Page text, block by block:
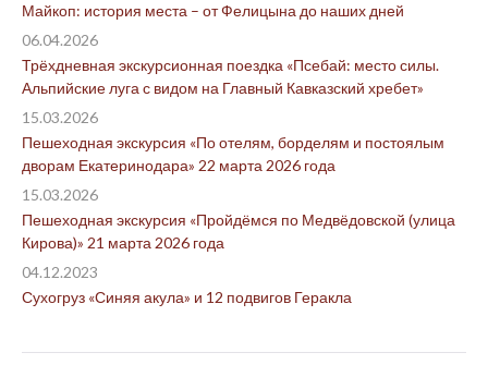
Майкоп: история места – от Фелицына до наших дней
Трёхдневная экскурсионная поездка «Псебай: место силы.
Альпийские луга с видом на Главный Кавказский хребет»
06.04.2026
Пешеходная экскурсия «По отелям, борделям и постоялым
дворам Екатеринодара» 22 марта 2026 года
15.03.2026
Пешеходная экскурсия «Пройдёмся по Медвёдовской (улица
Кирова)» 21 марта 2026 года
15.03.2026
Сухогруз «Синяя акула» и 12 подвигов Геракла
04.12.2023